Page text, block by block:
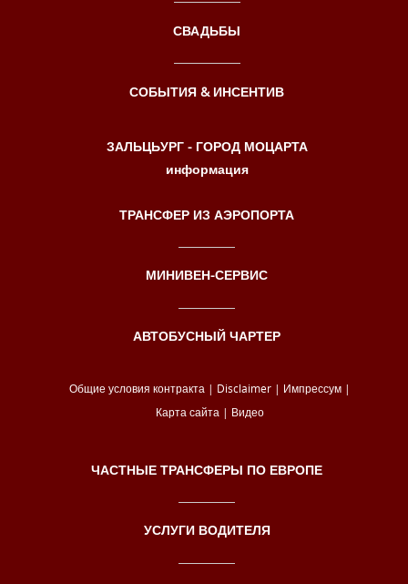
СВАДЬБЫ
СОБЫТИЯ & ИНСЕНТИВ
ЗАЛЬЦЬУРГ - ГОРОД МОЦАРТА
информация
ТРАНСФЕР ИЗ АЭРОПОРТА
МИНИВЕН-СЕРВИС
АВТОБУСНЫЙ ЧАРТЕР
Общие условия контракта | Disclaimer| Импрессум |
Карта сайта | Видео
ЧАСТНЫЕ ТРАНСФЕРЫ ПО ЕВРОПЕ
УСЛУГИ ВОДИТЕЛЯ